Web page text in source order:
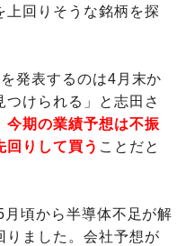
上回りそうな銘柄を探
発表するのは4月末か
けられる」と志田さ
今期の業績予想は不振
回りして買う ことだと
頃から半導体不足が解
りました。会社予想が